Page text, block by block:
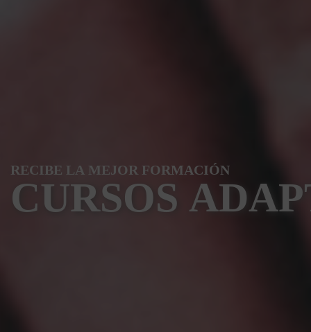
RECIBE LA MEJOR FORMACIÓN
CURSOS ADAP